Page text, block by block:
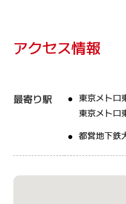
アクセス情報
最寄り駅
東京メトロ
東京メトロ
都営地下鉄